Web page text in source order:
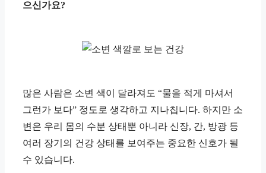
으신가요?
많은 사람은 소변 색이 달라져도 “물을 적게 마셔서
그런가 보다” 정도로 생각하고 지나칩니다. 하지만 소
변은 우리 몸의 수분 상태뿐 아니라 신장, 간, 방광 등
여러 장기의 건강 상태를 보여주는 중요한 신호가 될
수 있습니다.